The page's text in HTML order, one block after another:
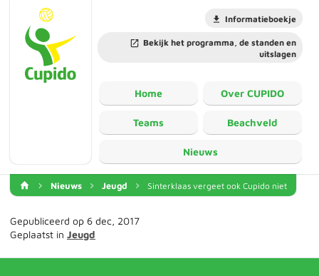
Informatieboekje
Bekijk het programma, de standen en
uitslagen
Home Over CUPIDO
Teams Beachveld
Nieuws
Nieuws Jeugd Sinterklaas vergeet ook Cupido niet
Gepubliceerd op 6 dec, 2017
Geplaatst in Jeugd